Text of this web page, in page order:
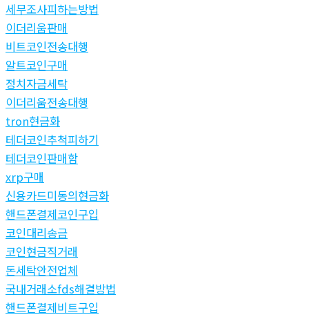
세무조사피하는방법
이더리움판매
비트코인전송대행
알트코인구매
정치자금세탁
이더리움전송대행
tron현금화
테더코인추척피하기
테더코인판매함
xrp구매
신용카드미동의현금화
핸드폰결제코인구입
코인대리송금
코인현금직거래
돈세탁안전업체
국내거래소fds해결방법
핸드폰결제비트구입